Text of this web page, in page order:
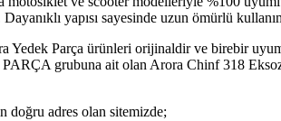
yapısı sayesinde uzun ömürlü
Yedek Parça ürünleri orijinaldir ve birebir
grubuna ait olan Arora Chinf 318
doğru adres olan sitemizde;